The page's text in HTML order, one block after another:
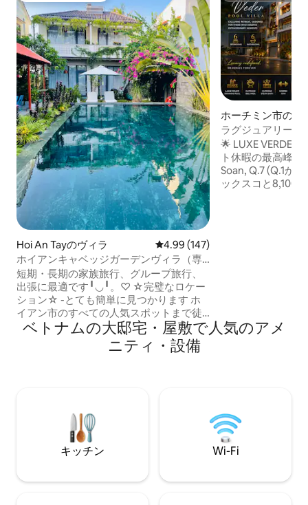
Hoi An Tayのヴィラ レビュー147件、5つ星中4.99つ
4.99 (147)
ホイアンキャベッジガーデンヴィラ（専
用プール）
短期・長期の家族旅行、グループ旅行、
出張に最適です╹◡╹。♡ ☆完璧なロケー
ション☆ -とても簡単に見つかります ホ
イアン市のすべての人気スポットまで徒
歩または自転車で行くのに便利な距離 .....
トラケベトランまで-ホイアン市の中心：
0.5マイル ･･･ ・フォックラム寺院- 5マイ
会衆の･･･集会場- 6マイル ･･･アンバンビ
ーチ･･･まで- 3マイル ･･･クアダイビー
チ- 5マイル - 近くのお気に入りの地元レ
ストラン、コーヒーショップ - ダナンを
現地バス停まで･･･5分 ･･････ダナン国際
ホーチミン市の一
ラグジュアリーな
ラ 6ベッドルーム
中心部
🌟 LUXE VERDE
ト休暇の最高峰
Soan, Q.7 (Q.1か
ックスコと8,100
ベトナムの大邸宅・屋敷で人気のアメ
ニティ・設備
キッチン Wi-Fi